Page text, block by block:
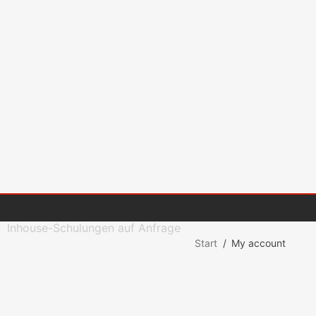
Inhouse-Schulungen auf Anfrage
Start / My account